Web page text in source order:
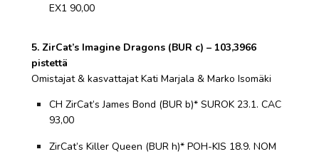
EX1 90,00
5. ZirCat’s Imagine Dragons (BUR c) – 103,3966
pistettä
Omistajat & kasvattajat Kati Marjala & Marko Isomäki
CH ZirCat’s James Bond (BUR b)* SUROK 23.1. CAC
93,00
ZirCat’s Killer Queen (BUR h)* POH-KIS 18.9. NOM